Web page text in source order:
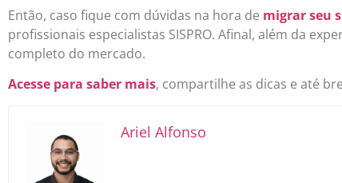
Então, caso fique com dúvidas na hora de migrar seu
profissionais especialistas SISPRO. Afinal, além da
completo do mercado.
Acesse para saber mais, compartilhe as dicas e até
Ariel Alfonso